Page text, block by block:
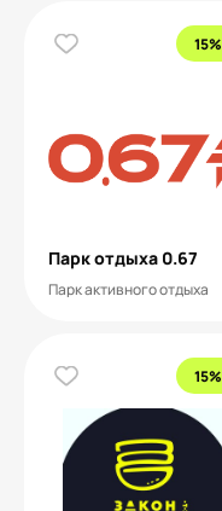
15%
Парк отдыха 0.67
Парк активного отдыха
15%